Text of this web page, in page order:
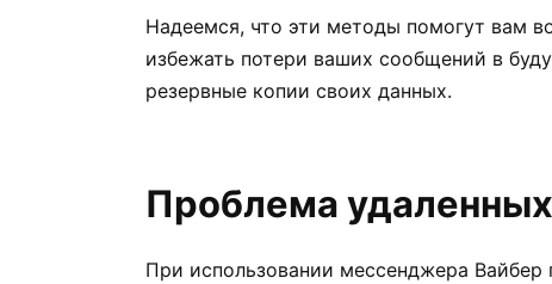
Надеемся, что эти методы помогут вам
избежать потери ваших сообщений в
резервные копии своих данных.
Проблема
При использовании мессенджера Вайбер